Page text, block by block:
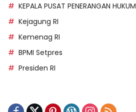
KEPALA PUSAT PENERANGAN HUKUM
Kejagung RI
Kemenag RI
BPMI Setpres
Presiden RI